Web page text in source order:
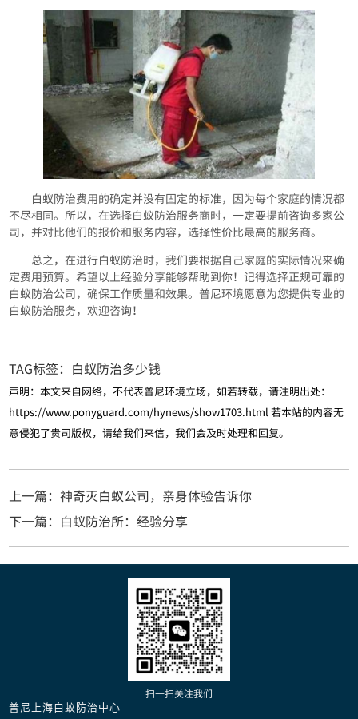
白蚁防治费用的确定并没有固定的标准，因为每个家庭的情况都
不尽相同。所以，在选择白蚁防治服务商时，一定要提前咨询多家公
司，并对比他们的报价和服务内容，选择性价比最高的服务商。
总之，在进行白蚁防治时，我们要根据自己家庭的实际情况来确
定费用预算。希望以上经验分享能够帮助到你！记得选择正规可靠的
白蚁防治公司，确保工作质量和效果。普尼环境愿意为您提供专业的
白蚁防治服务，欢迎咨询！
TAG标签： 白蚁防治多少钱
声明：本文来自网络，不代表普尼环境立场，如若转载，请注明出处：
https://www.ponyguard.com/hynews/show1703.html 若本站的内容无
意侵犯了贵司版权，请给我们来信，我们会及时处理和回复。
上一篇：神奇灭白蚁公司，亲身体验告诉你
下一篇：白蚁防治所：经验分享
扫一扫关注我们
普尼上海白蚁防治中心